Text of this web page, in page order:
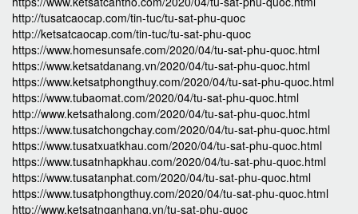
http://tusatcaocap.com/tin-tuc/tu-sat-phu-quoc
http://ketsatcaocap.com/tin-tuc/tu-sat-phu-quoc
https://www.homesunsafe.com/2020/04/tu-sat-phu-quoc.html
https://www.ketsatdanang.vn/2020/04/tu-sat-phu-quoc.html
https://www.ketsatphongthuy.com/2020/04/tu-sat-phu-quoc.html
https://www.tubaomat.com/2020/04/tu-sat-phu-quoc.html
http://www.ketsathalong.com/2020/04/tu-sat-phu-quoc.html
https://www.tusatchongchay.com/2020/04/tu-sat-phu-quoc.html
https://www.tusatxuatkhau.com/2020/04/tu-sat-phu-quoc.html
https://www.tusatnhapkhau.com/2020/04/tu-sat-phu-quoc.html
https://www.tusatanphat.com/2020/04/tu-sat-phu-quoc.html
https://www.tusatphongthuy.com/2020/04/tu-sat-phu-quoc.html
http://www.ketsatnganhang.vn/tu-sat-phu-quoc